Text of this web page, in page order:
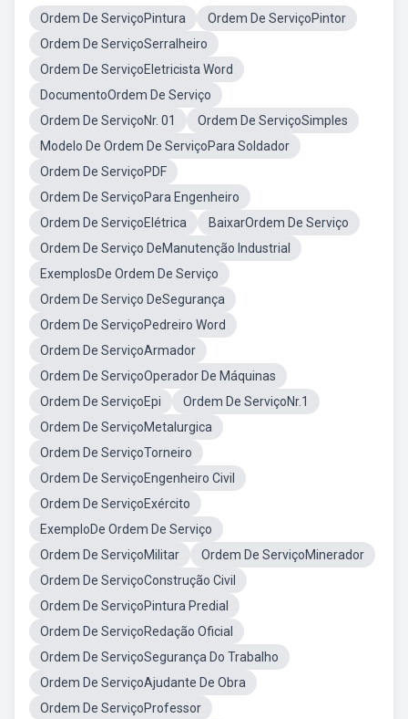
Ordem De ServiçoPintura
Ordem De ServiçoPintor
Ordem De ServiçoSerralheiro
Ordem De ServiçoEletricista Word
DocumentoOrdem De Serviço
Ordem De ServiçoNr. 01
Ordem De ServiçoSimples
Modelo De Ordem De ServiçoPara Soldador
Ordem De ServiçoPDF
Ordem De ServiçoPara Engenheiro
Ordem De ServiçoElétrica
BaixarOrdem De Serviço
Ordem De Serviço DeManutenção Industrial
ExemplosDe Ordem De Serviço
Ordem De Serviço DeSegurança
Ordem De ServiçoPedreiro Word
Ordem De ServiçoArmador
Ordem De ServiçoOperador De Máquinas
Ordem De ServiçoEpi
Ordem De ServiçoNr.1
Ordem De ServiçoMetalurgica
Ordem De ServiçoTorneiro
Ordem De ServiçoEngenheiro Civil
Ordem De ServiçoExército
ExemploDe Ordem De Serviço
Ordem De ServiçoMilitar
Ordem De ServiçoMinerador
Ordem De ServiçoConstrução Civil
Ordem De ServiçoPintura Predial
Ordem De ServiçoRedação Oficial
Ordem De ServiçoSegurança Do Trabalho
Ordem De ServiçoAjudante De Obra
Ordem De ServiçoProfessor